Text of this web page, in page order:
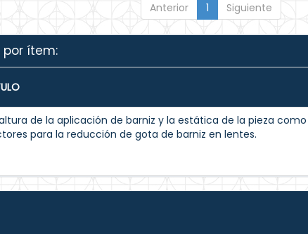
Anterior 1 Siguiente
por ítem:
de la aplicación de barniz y la estática de la pieza como
para la reducción de gota de barniz en lentes.